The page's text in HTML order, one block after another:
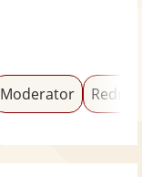
Moderator